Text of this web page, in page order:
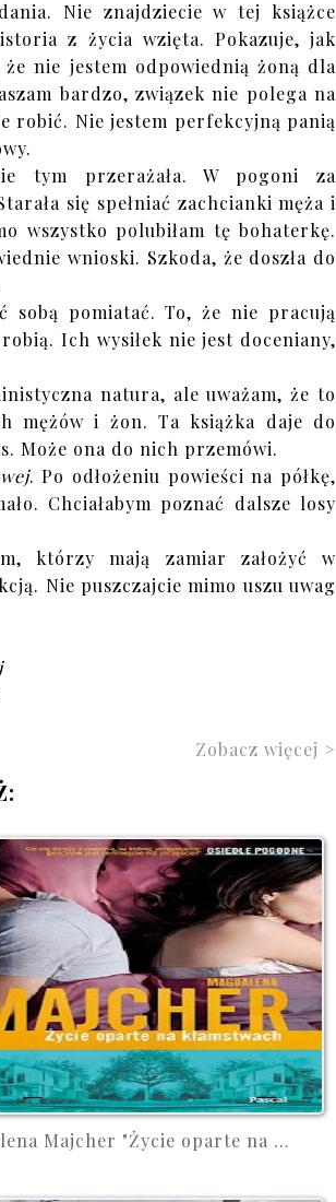
Nie znajdziecie w tej książce
z życia wzięta. Pokazuje, jak
nie jestem odpowiednią żoną dla
bardzo, związek nie polega na
robić. Nie jestem perfekcyjną panią
tym przerażała. W pogoni za
się spełniać zachcianki męża i
wszystko polubiłam tę bohaterkę.
wnioski. Szkoda, że doszła do
sobą pomiatać. To, że nie pracują
Ich wysiłek nie jest doceniany,
natura, ale uważam, że to
mężów i żon. Ta książka daje do
Może ona do nich przemówi.
. Po odłożeniu powieści na półkę,
Chciałabym poznać dalsze losy
którzy mają zamiar założyć w
Nie puszczajcie mimo uszu uwag
Zobacz więcej >
Majcher "Życie oparte na ...